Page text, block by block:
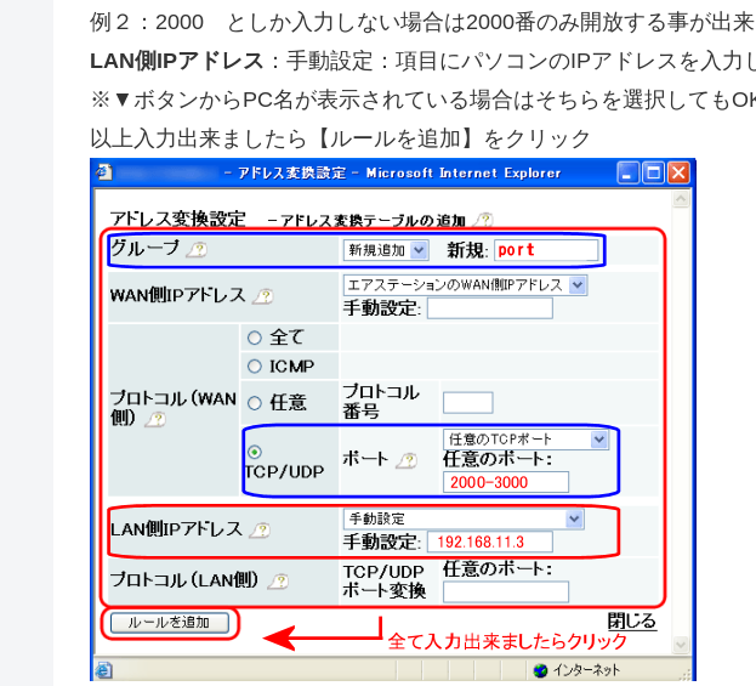
例２：2000 としか入力しない場合は2000番のみ開放する事が出来
LAN側IPアドレス ：手動設定：項目にパソコンのIPアドレスを入力
※▼ボタンからPC名が表示されている場合はそちらを選択しても
以上入力出来ましたら【ルールを追加】をクリック